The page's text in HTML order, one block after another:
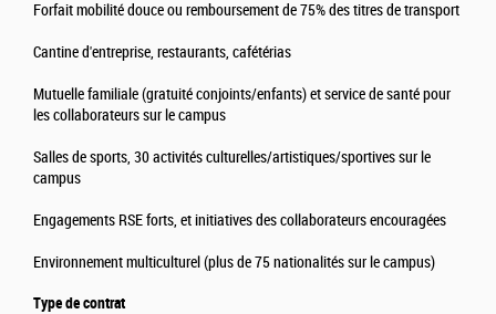
Forfait mobilité douce ou remboursement de 75% des titres de transport
Cantine d'entreprise, restaurants, cafétérias
Mutuelle familiale (gratuité conjoints/enfants) et service de santé pour
les collaborateurs sur le campus
Salles de sports, 30 activités culturelles/artistiques/sportives sur le
campus
Engagements RSE forts, et initiatives des collaborateurs encouragées
Environnement multiculturel (plus de 75 nationalités sur le campus)
Type de contrat